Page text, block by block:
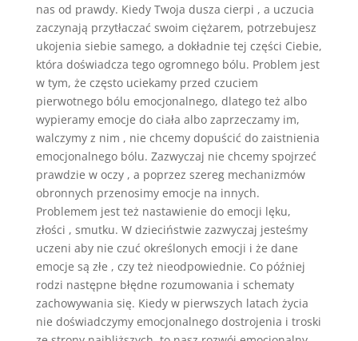
nas od prawdy. Kiedy Twoja dusza cierpi , a uczucia
zaczynają przytłaczać swoim ciężarem, potrzebujesz
ukojenia siebie samego, a dokładnie tej części Ciebie,
która doświadcza tego ogromnego bólu. Problem jest
w tym, że często uciekamy przed czuciem
pierwotnego bólu emocjonalnego, dlatego też albo
wypieramy emocje do ciała albo zaprzeczamy im,
walczymy z nim , nie chcemy dopuścić do zaistnienia
emocjonalnego bólu. Zazwyczaj nie chcemy spojrzeć
prawdzie w oczy , a poprzez szereg mechanizmów
obronnych przenosimy emocje na innych.
Problemem jest też nastawienie do emocji lęku,
złości , smutku. W dzieciństwie zazwyczaj jesteśmy
uczeni aby nie czuć określonych emocji i że dane
emocje są złe , czy też nieodpowiednie. Co później
rodzi następne błędne rozumowania i schematy
zachowywania się. Kiedy w pierwszych latach życia
nie doświadczymy emocjonalnego dostrojenia i troski